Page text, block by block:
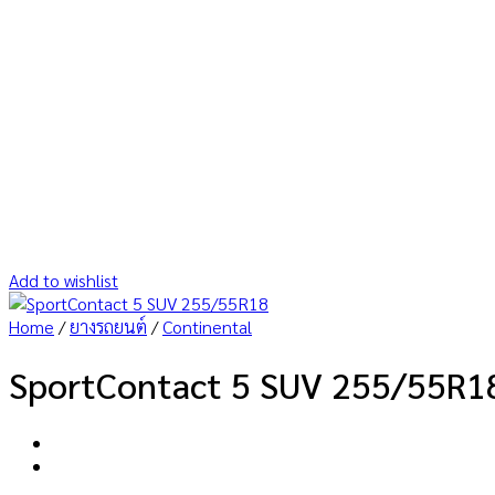
Add to wishlist
Home /ยางรถยนต์ /Continental
SportContact 5 SUV 255/